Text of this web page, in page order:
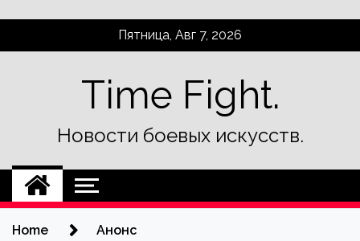
Пятница, Авг 7, 2026
Time Fight.
Новости боевых искусств.
Home Анонс